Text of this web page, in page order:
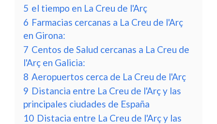
5 el tiempo en La Creu de l'Arç
6 Farmacias cercanas a La Creu de l'Arç
en Girona:
7 Centos de Salud cercanas a La Creu de
l'Arç en Galicia:
8 Aeropuertos cerca de La Creu de l'Arç
9 Distancia entre La Creu de l'Arç y las
principales ciudades de España
10 Distacia entre La Creu de l'Arç y las